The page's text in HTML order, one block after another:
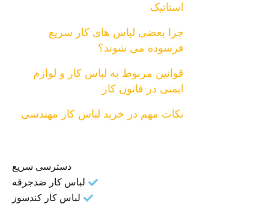
استاتیک
چرا بعضی لباس های کار سریع
فرسوده می شوند؟
قوانین مربوط به لباس کار و لوازم
ایمنی در قانون کار
نکات مهم در خرید لباس کار مهندسی
دسترسی سریع
لباس کار ضدجرقه
لباس کار کندسوز